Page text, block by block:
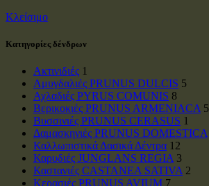
Κλείσιμο
Κατηγορίες δένδρων
Ακτινιδιές 1
Αμυγδαλιές PRUNUS DULCIS 5
Αχλαδιές PYRUS COMUNIS 8
Βερικοκιές PRUNUS ARMENIACA 5
Βυσσινιές PRUNUS CERASUS 1
Δαμασκηνιές PRUNUS DOMESTICA
Καλλωπιστικά Δασικά Δέντρα 12
Καρυδιές JUNGLANS REGIA 3
Καστανιές CASTANEA SATIVA 2
Κερασιές PRUNUS AVIUM 7